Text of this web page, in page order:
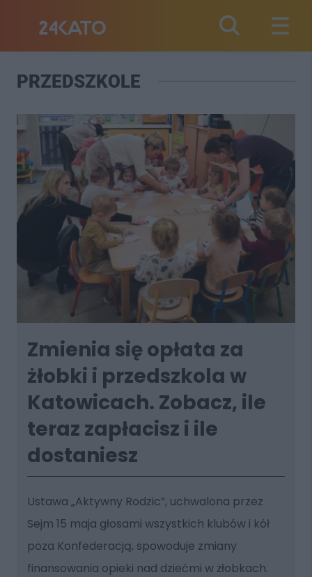
PRZEDSZKOLE
Zmienia się opłata za
żłobki i przedszkola w
Katowicach. Zobacz, ile
teraz zapłacisz i ile
dostaniesz
Ustawa „Aktywny Rodzic”, uchwalona przez
Sejm 15 maja głosami wszystkich klubów i kół
poza Konfederacją, spowoduje zmiany
finansowania opieki nad dziećmi w żłobkach.